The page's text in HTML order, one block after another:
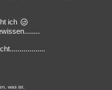
ich
was ist.